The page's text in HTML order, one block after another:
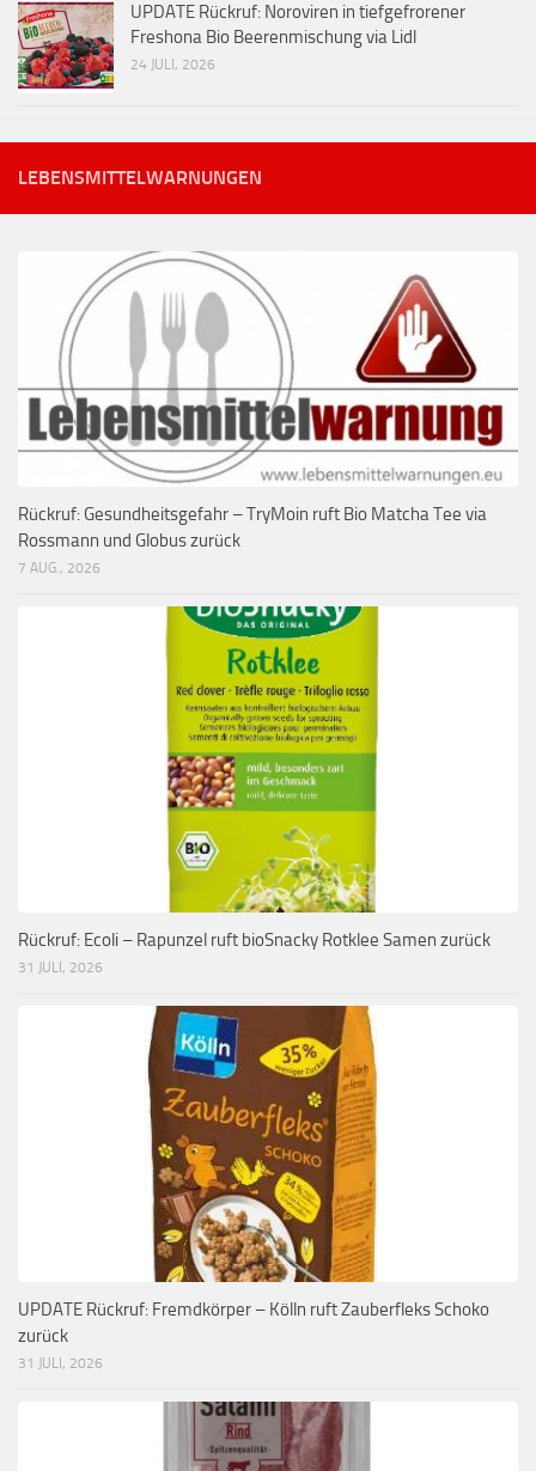
UPDATE Rückruf: Noroviren in tiefgefrorener
Freshona Bio Beerenmischung via Lidl
24 JULI, 2026
LEBENSMITTELWARNUNGEN
Rückruf: Gesundheitsgefahr – TryMoin ruft Bio Matcha Tee via
Rossmann und Globus zurück
7 AUG., 2026
Rückruf: Ecoli – Rapunzel ruft bioSnacky Rotklee Samen zurück
31 JULI, 2026
UPDATE Rückruf: Fremdkörper – Kölln ruft Zauberfleks Schoko
zurück
31 JULI, 2026